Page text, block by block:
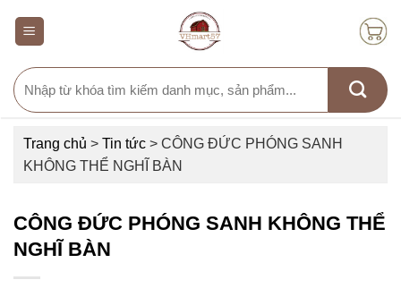
Search
for:
Trang chủ > Tin tức > CÔNG ĐỨC PHÓNG SANH
KHÔNG THỂ NGHĨ BÀN
CÔNG ĐỨC PHÓNG SANH KHÔNG THỂ
NGHĨ BÀN